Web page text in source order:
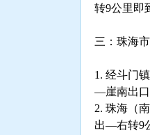
转9公里即
三：珠海
1. 经斗门
—崖南出口
2. 珠海（
出—右转9